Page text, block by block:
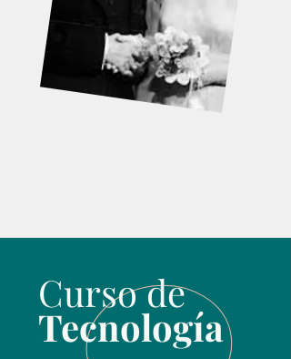
Curso de
Tecnología